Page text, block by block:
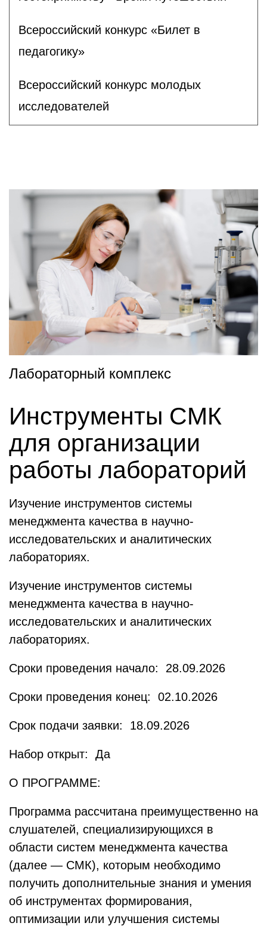
Всероссийский конкурс «Билет в
педагогику»
Всероссийский конкурс молодых
исследователей
Лабораторный комплекс
Инструменты СМК
для организации
работы лабораторий
Изучение инструментов системы
менеджмента качества в научно-
исследовательских и аналитических
лабораториях.
Изучение инструментов системы
менеджмента качества в научно-
исследовательских и аналитических
лабораториях.
Сроки проведения начало: 28.09.2026
Сроки проведения конец: 02.10.2026
Срок подачи заявки: 18.09.2026
Набор открыт: Да
О ПРОГРАММЕ:
Программа рассчитана преимущественно на
слушателей, специализирующихся в
области систем менеджмента качества
(далее — СМК), которым необходимо
получить дополнительные знания и умения
об инструментах формирования,
оптимизации или улучшения системы